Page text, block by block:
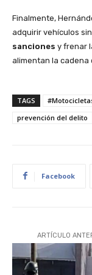
Finalmente,
adquirir vehículos
sanciones y frenar
alimentan la cadena
TAGS
prevención del delito
Facebook
ARTÍCULO